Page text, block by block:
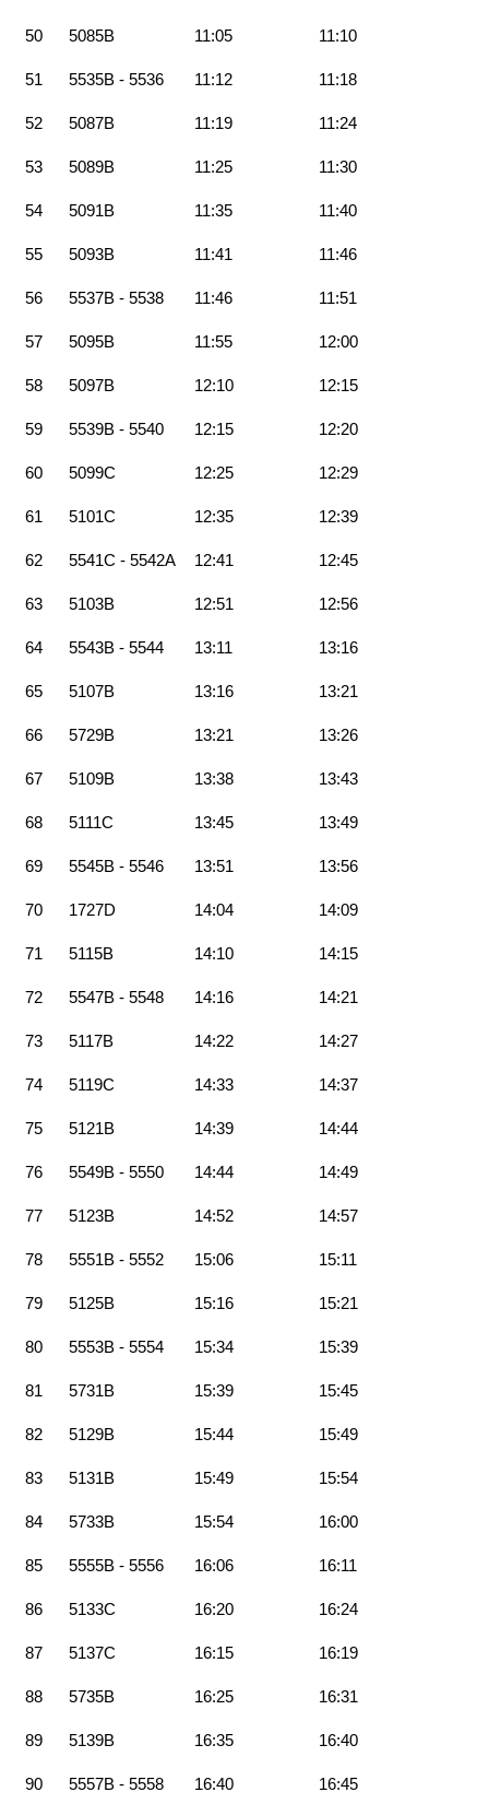
50 5085B 11:05 11:10
51 5535B - 5536 11:12 11:18
52 5087B 11:19 11:24
53 5089B 11:25 11:30
54 5091B 11:35 11:40
55 5093B 11:41 11:46
56 5537B - 5538 11:46 11:51
57 5095B 11:55 12:00
58 5097B 12:10 12:15
59 5539B - 5540 12:15 12:20
60 5099C 12:25 12:29
61 5101C 12:35 12:39
62 5541C - 5542A 12:41 12:45
63 5103B 12:51 12:56
64 5543B - 5544 13:11 13:16
65 5107B 13:16 13:21
66 5729B 13:21 13:26
67 5109B 13:38 13:43
68 5111C 13:45 13:49
69 5545B - 5546 13:51 13:56
70 1727D 14:04 14:09
71 5115B 14:10 14:15
72 5547B - 5548 14:16 14:21
73 5117B 14:22 14:27
74 5119C 14:33 14:37
75 5121B 14:39 14:44
76 5549B - 5550 14:44 14:49
77 5123B 14:52 14:57
78 5551B - 5552 15:06 15:11
79 5125B 15:16 15:21
80 5553B - 5554 15:34 15:39
81 5731B 15:39 15:45
82 5129B 15:44 15:49
83 5131B 15:49 15:54
84 5733B 15:54 16:00
85 5555B - 5556 16:06 16:11
86 5133C 16:20 16:24
87 5137C 16:15 16:19
88 5735B 16:25 16:31
89 5139B 16:35 16:40
90 5557B - 5558 16:40 16:45